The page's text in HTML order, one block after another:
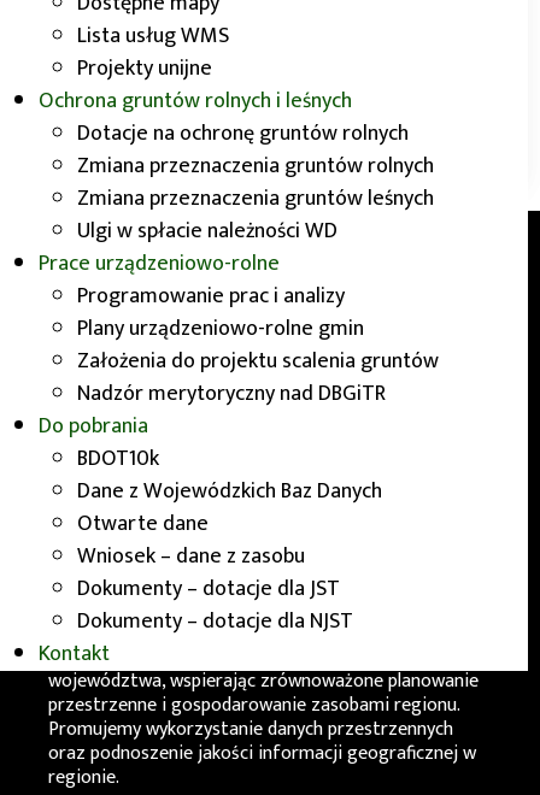
Lista usług WMS
Projekty unijne
Ochrona gruntów rolnych i leśnych
Dotacje na ochronę gruntów rolnych
Zmiana przeznaczenia gruntów rolnych
Zmiana przeznaczenia gruntów leśnych
Ulgi w spłacie należności WD
Prace urządzeniowo-rolne
Programowanie prac i analizy
Plany urządzeniowo-rolne gmin
Założenia do projektu scalenia gruntów
Nadzór merytoryczny nad DBGiTR
Do pobrania
BDOT10k
Dane z Wojewódzkich Baz Danych
Otwarte dane
Wniosek – dane z zasobu
Dokumenty – dotacje dla JST
Dokumenty – dotacje dla NJST
Kontakt
O nas
Wydział Geodezji i Kartografii Urzędu
Marszałkowskiego Województwa Dolnośląskiego
realizuje zadania związane z opracowywaniem,
gromadzeniem i udostępnianiem danych
przestrzennych dla obszaru Dolnego Śląska. Nasza
siedziba mieści się przy ul. Dobrzyńskiej 21/23 we
Wrocławiu.
DziałaniaWGiK mają na celu zapewnienie rzetelnych i
aktualnych informacji przestrzennych, które
wspomagają działania administracji samorządowej.
Wydział odgrywa istotną rolę w rozwoju
infrastruktury informacji przestrzennej
województwa, wspierając zrównoważone planowanie
przestrzenne i gospodarowanie zasobami regionu.
Promujemy wykorzystanie danych przestrzennych
oraz podnoszenie jakości informacji geograficznej w
regionie.